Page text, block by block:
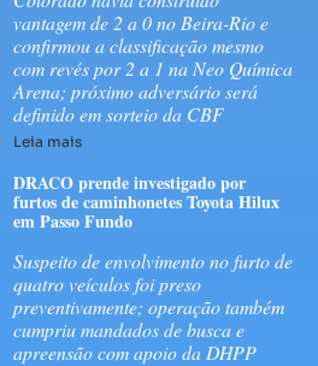
vantagem de 2 a 0 no Beira-Rio e
confirmou a classificação mesmo
com revés por 2 a 1 na Neo Química
Arena; próximo adversário será
definido em sorteio da CBF
Leia mais
DRACO prende investigado por
furtos de caminhonetes Toyota Hilux
em Passo Fundo
Suspeito de envolvimento no furto de
quatro veículos foi preso
preventivamente; operação também
cumpriu mandados de busca e
apreensão com apoio da DHPP